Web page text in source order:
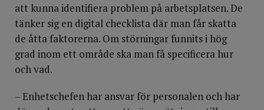
att kunna identifiera problem på arbetsplatsen. De
tänker sig en digital checklista där man får skatta
de åtta faktorerna. Om störningar funnits i hög
grad inom ett område ska man få specificera hur
och vad.
– Enhetschefen har ansvar för personalen och har